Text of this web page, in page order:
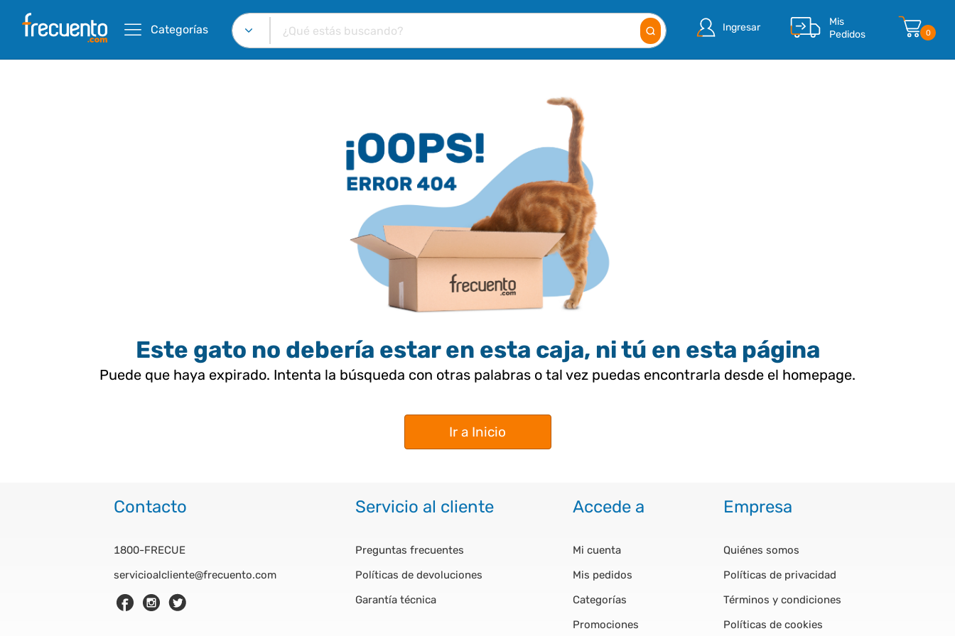
Categorías Ingresar
Mis
Pedidos
0
Este gato no debería estar en esta caja, ni tú en esta página
Puede que haya expirado. Intenta la búsqueda con otras palabras o tal vez puedas encontrarla desde el homepage.
Ir a Inicio
Contacto
1800-FRECUE
servicioalcliente@frecuento.com
Servicio al cliente
Preguntas frecuentes
Políticas de devoluciones
Garantía técnica
Accede a
Mi cuenta
Mis pedidos
Categorías
Promociones
Empresa
Quiénes somos
Políticas de privacidad
Términos y condiciones
Políticas de cookies